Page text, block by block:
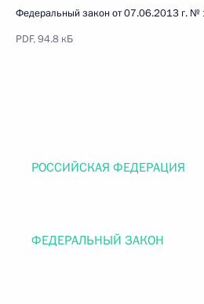
Федеральный закон от 07.06.2013 г.
PDF, 94.8 кБ
РОССИЙСКАЯ ФЕДЕРАЦИЯ
ФЕДЕРАЛЬНЫЙ ЗАКОН